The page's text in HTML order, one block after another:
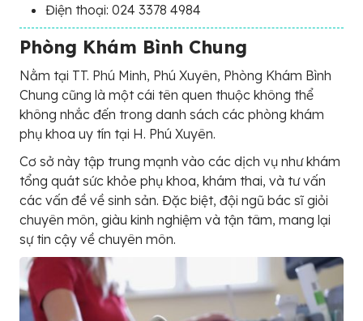
Điện thoại: 024 3378 4984
Phòng Khám Bình Chung
Nằm tại TT. Phú Minh, Phú Xuyên, Phòng Khám Bình
Chung cũng là một cái tên quen thuộc không thể
không nhắc đến trong danh sách các phòng khám
phụ khoa uy tín tại H. Phú Xuyên.
Cơ sở này tập trung mạnh vào các dịch vụ như khám
tổng quát sức khỏe phụ khoa, khám thai, và tư vấn
các vấn đề về sinh sản. Đặc biệt, đội ngũ bác sĩ giỏi
chuyên môn, giàu kinh nghiệm và tận tâm, mang lại
sự tin cậy về chuyên môn.